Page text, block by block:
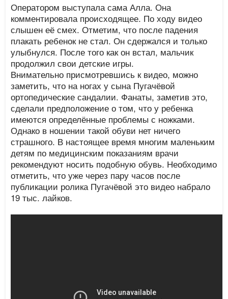
Оператором выступала сама Алла. Она
комментировала происходящее. По ходу видео
слышен её смех. Отметим, что после падения
плакать ребенок не стал. Он сдержался и только
улыбнулся. После того как он встал, мальчик
продолжил свои детские игры.
Внимательно присмотревшись к видео, можно
заметить, что на ногах у сына Пугачёвой
ортопедические сандалии. Фанаты, заметив это,
сделали предположение о том, что у ребенка
имеются определённые проблемы с ножками.
Однако в ношении такой обуви нет ничего
страшного. В настоящее время многим маленьким
детям по медицинским показаниям врачи
рекомендуют носить подобную обувь. Необходимо
отметить, что уже через пару часов после
публикации ролика Пугачёвой это видео набрало
19 тыс. лайков.